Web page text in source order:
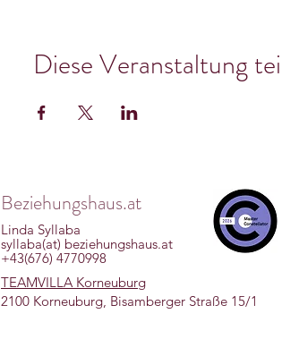
Diese Veranstaltung
Beziehungshaus.at
Linda Syllaba
syllaba(at) beziehungshaus.at
+43(676) 4770998
TEAMVILLA Korneuburg
2100 Korneuburg, Bisamberger Straße 15/1